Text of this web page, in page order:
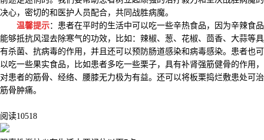
决心，密切的和医护人员配合，共同战胜病魔。
温馨提示：患者在平时的生活中可以吃一些辛热食品，因为辛辣食品
能够抵抗风湿去除寒气的功效，比如：辣椒、葱、花椒、茴香、大蒜等具
有杀菌、抗病毒的作用，并且还可以预防肠道感染和病毒感染。患者也可
以吃一些果实食品，比如患者多吃一些栗子，具有补肾强筋健骨的作用，
对患者的筋骨、经络、腰膝无力极为有益。还可以将板栗捣烂敷患处可治
筋骨肿痛。
阅读10518